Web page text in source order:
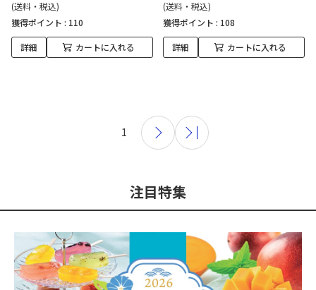
(送料・税込)
獲得ポイント : 110
詳細 カートに入れる
(送料・税込)
獲得ポイント : 108
詳細 カートに入れる
1
注目特集